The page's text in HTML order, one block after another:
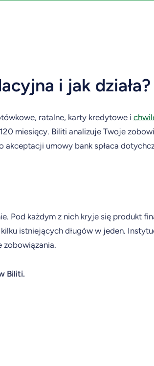
i jak działa?
ratalne, karty kredytowe i
miesięcy. Biliti analizuje Twoje
umowy bank spłaca
Pod każdym z nich kryje się produkt
istniejących długów w jeden.
zobowiązania.
Biliti.